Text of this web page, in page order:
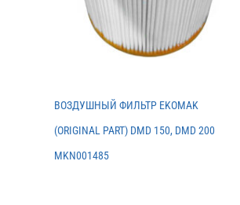
ВОЗДУШНЫЙ ФИЛЬТР EKOMAK
(ORIGINAL PART) DMD 150, DMD 200
MKN001485